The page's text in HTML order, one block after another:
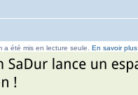
a été mis en lecture seule. En savoir plus